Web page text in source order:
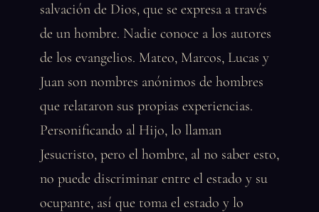
salvación de Dios, que se expresa a través
de un hombre. Nadie conoce a los autores
de los evangelios. Mateo, Marcos, Lucas y
Juan son nombres anónimos de hombres
que relataron sus propias experiencias.
Personificando al Hijo, lo llaman
Jesucristo, pero el hombre, al no saber esto,
no puede discriminar entre el estado y su
ocupante, así que toma el estado y lo